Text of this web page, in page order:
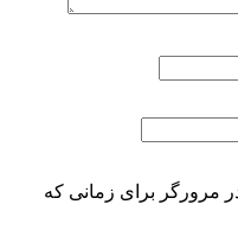
مرورگر برای زمانی که